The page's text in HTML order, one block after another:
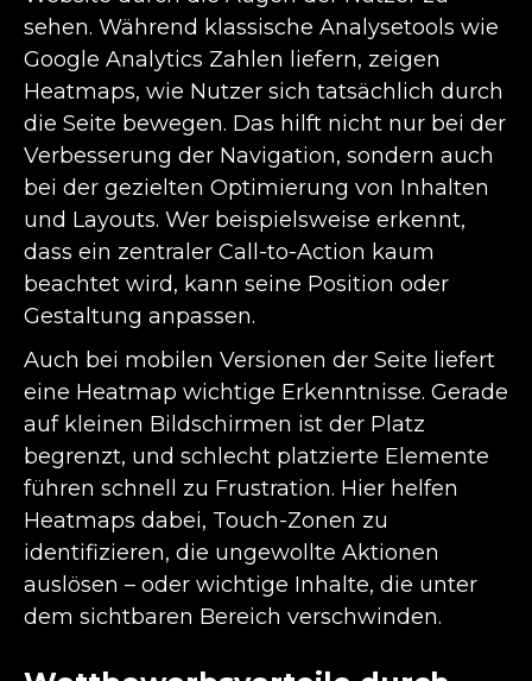
sehen. Während klassische Analysetools wie
Google Analytics Zahlen liefern, zeigen
Heatmaps, wie Nutzer sich tatsächlich durch
die Seite bewegen. Das hilft nicht nur bei der
Verbesserung der Navigation, sondern auch
bei der gezielten Optimierung von Inhalten
und Layouts. Wer beispielsweise erkennt,
dass ein zentraler Call-to-Action kaum
beachtet wird, kann seine Position oder
Gestaltung anpassen.
Auch bei mobilen Versionen der Seite liefert
eine Heatmap wichtige Erkenntnisse. Gerade
auf kleinen Bildschirmen ist der Platz
begrenzt, und schlecht platzierte Elemente
führen schnell zu Frustration. Hier helfen
Heatmaps dabei, Touch-Zonen zu
identifizieren, die ungewollte Aktionen
auslösen – oder wichtige Inhalte, die unter
dem sichtbaren Bereich verschwinden.